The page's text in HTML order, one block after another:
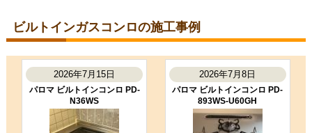
2026年6月10日
福岡県古賀市
ビルトインコンロ工事のお客様
PD-829WS-U75CV-13A
コメント
工事内容の説明が丁寧で安心しまし
（ご本人様より）
ビルトインガスコンロの施工事例
2026年7月15日
パロマ ビルトインコンロ PD-
N36WS
2026年7月8日
パロマ ビルトインコンロ PD-
893WS-U60GH